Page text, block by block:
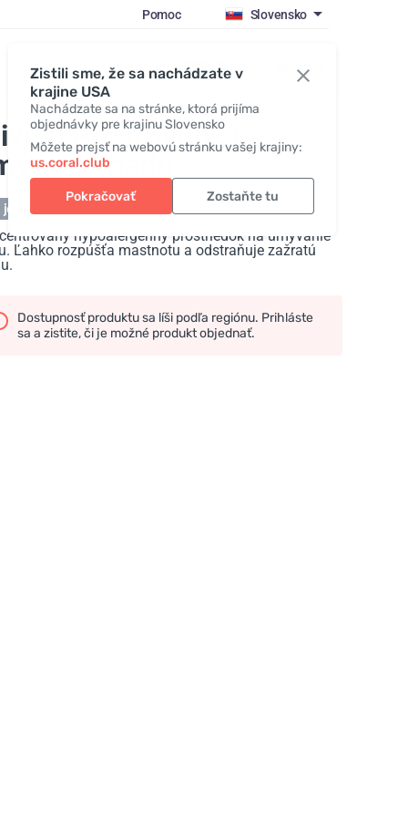
Zistili sme, že sa nachádzate v
krajine USA
Nachádzate sa na stránke, ktorá prijíma
objednávky pre krajinu Slovensko
Môžete prejsť na webovú stránku vašej krajiny:
us.coral.club
Pokračovať Zostaňte tu
Pomoc Slovensko
Prihlásiť sa
D Prostriedok na
riadu
skladom
hypoalergénny prostriedok na umývanie
Ľahko rozpúšťa mastnotu a odstraňuje zažratú
Dostupnosť produktu sa líši podľa regiónu. Prihláste
sa a zistite, či je možné produkt objednať.